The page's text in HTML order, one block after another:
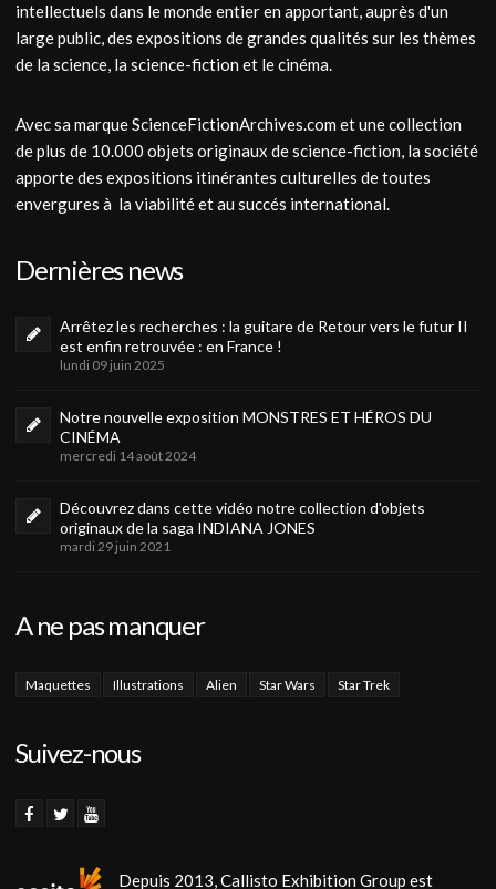
intellectuels dans le monde entier en apportant, auprès d'un
large public, des expositions de grandes qualités sur les thèmes
de la science, la science-fiction et le cinéma.
Avec sa marque ScienceFictionArchives.com et une collection
de plus de 10.000 objets originaux de science-fiction, la société
apporte des expositions itinérantes culturelles de toutes
envergures à la viabilité et au succés international.
Dernières news
Arrêtez les recherches : la guitare de Retour vers le futur II
est enfin retrouvée : en France !
lundi 09 juin 2025
Notre nouvelle exposition MONSTRES ET HÉROS DU
CINÉMA
mercredi 14 août 2024
Découvrez dans cette vidéo notre collection d'objets
originaux de la saga INDIANA JONES
mardi 29 juin 2021
A ne pas manquer
Maquettes Illustrations Alien Star Wars Star Trek
Suivez-nous
Depuis 2013, Callisto Exhibition Group est